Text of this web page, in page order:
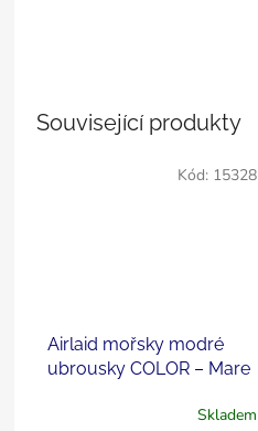
Související produkty
Airlaid mořsky modré
ubrousky COLOR – Mare
Skladem
Kód: 15328